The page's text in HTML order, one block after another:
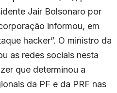
Jair Bolsonaro por
informou, em
hacker”. O ministro da
as redes sociais nesta
que determinou a
da PF e da PRF nas